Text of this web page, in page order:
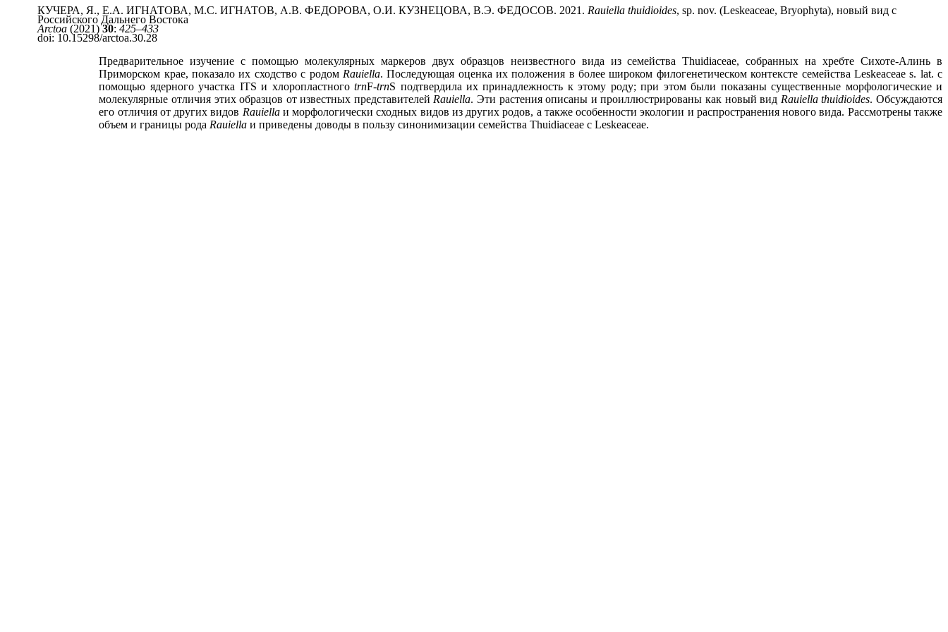
КУЧЕРА, Я., Е.А. ИГНАТОВА, М.С. ИГНАТОВ, А.В. ФЕДОРОВА, О.И. КУЗНЕЦОВА, В.Э. ФЕДОСОВ. 2021. Rauiella thuidioides,sp.nov. (Leskeaceae,Bryophyta), новый вид с
Российского Дальнего Востока
Arctoa (2021)30:425–433
doi: 10.15298/arctoa.30.28
Предварительное изучение с помощью молекулярных маркеров двух образцов неизвестного вида из семействаThuidiaceae, собранных на хребтеСихоте-Алинь в
Приморском крае, показало их сходство с родом Rauiella. Последующая оценка их положения в более широком филогенетическом контексте семейства Leskeaceae s. lat. с
помощью ядерного участка ITS и хлоропластного trnF-trnS подтвердила их принадлежность к этому роду; при этом были показаны существенные морфологические и
молекулярные отличия этих образцов от известных представителей Rauiella. Эти растения описаны и проиллюстрированы как новый вид Rauiella thuidioides. Обсуждаются
его отличия от других видов Rauiellaи морфологически сходных видов из других родов, а также особенности экологии и распространения нового вида. Рассмотрены также
объем и границы рода Rauiella и приведены доводы в пользусинонимизации семействаThuidiaceae сLeskeaceae.